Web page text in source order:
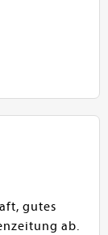
gutes
ab.